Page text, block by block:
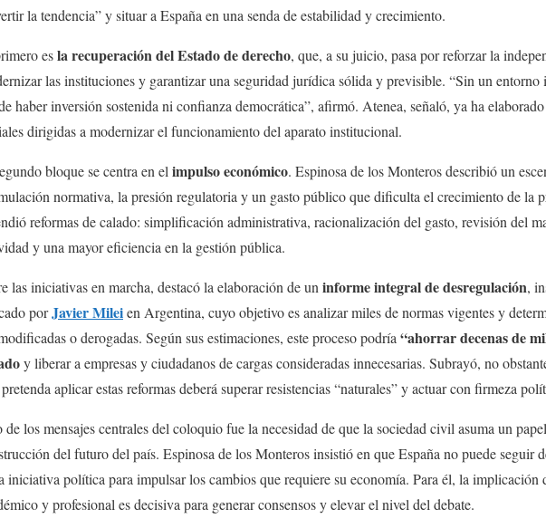
la tendencia” y situar a España en una senda de estabilidad y crecimiento.
esla recuperación del Estado de derecho, que, a su juicio, pasa por reforzar la
las instituciones y garantizar una seguridad jurídica sólida y previsible. “Sin un
haber inversión sostenida ni confianza democrática”, afirmó. Atenea, señaló, ya ha
dirigidas a modernizar el funcionamiento del aparato institucional.
bloque se centra en el impulso económico. Espinosa de los Monteros describió un
normativa, la presión regulatoria y un gasto público que dificulta el crecimiento de la
reformas de calado: simplificación administrativa, racionalización del gasto, revisión del
y una mayor eficiencia en la gestión pública.
las iniciativas en marcha, destacó la elaboración de un informe integral de desregulación,
porJavier Mileien Argentina, cuyo objetivo es analizar miles de normas vigentes y
o derogadas. Según sus estimaciones, este proceso podría “ahorrar decenas de
y liberar a empresas y ciudadanos de cargas consideradas innecesarias. Subrayó, no
aplicar estas reformas deberá superar resistencias “naturales” y actuar con firmeza
de los mensajes centrales del coloquio fue la necesidad de que la sociedad civil asuma un
del futuro del país. Espinosa de los Monteros insistió en que España no puede seguir
iniciativa política para impulsar los cambios que requiere su economía. Para él, la implicación
y profesional es decisiva para generar consensos y elevar el nivel del debate.